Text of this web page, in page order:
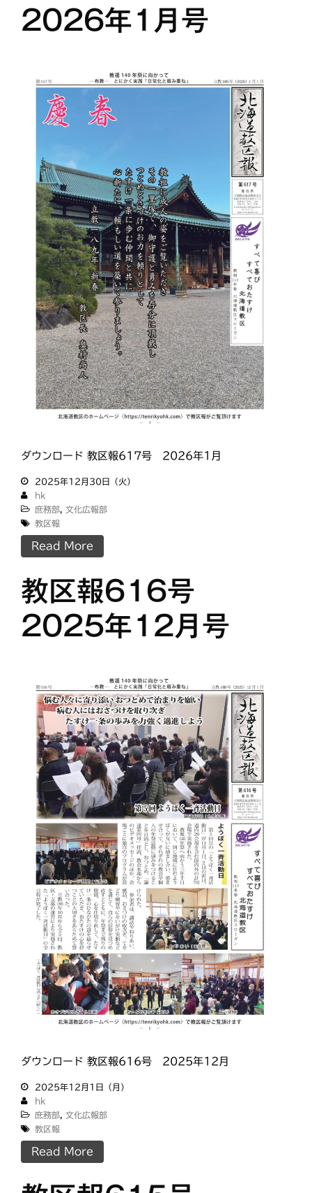
2026年1月号
ダウンロード 教区報617号 2026年1月
2025年12月30日（火）
hk
庶務部
文化広報部
教区報
Read More
教区報616号
2025年12月号
ダウンロード 教区報616号 2025年12月
2025年12月1日（月）
hk
庶務部
文化広報部
教区報
Read More